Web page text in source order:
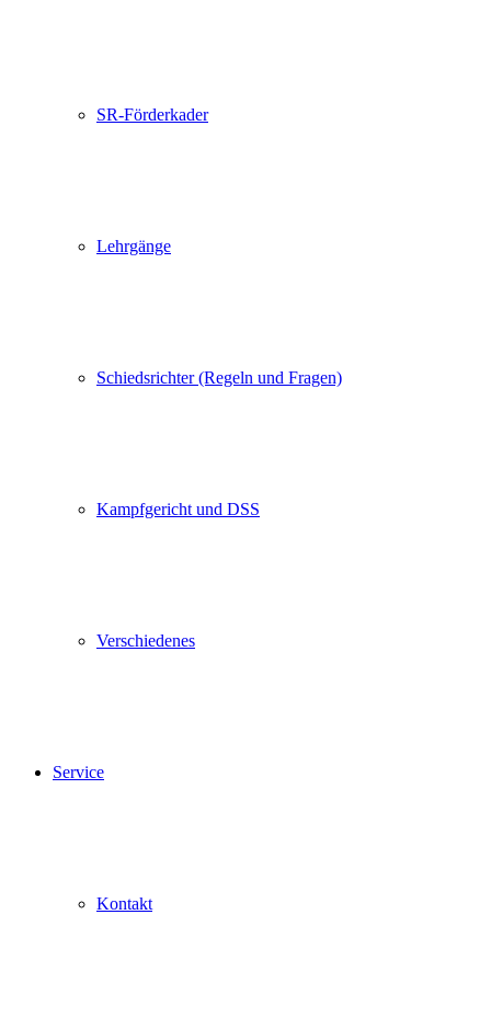
SR-Förderkader
Lehrgänge
Schiedsrichter (Regeln und Fragen)
Kampfgericht und DSS
Verschiedenes
Service
Kontakt